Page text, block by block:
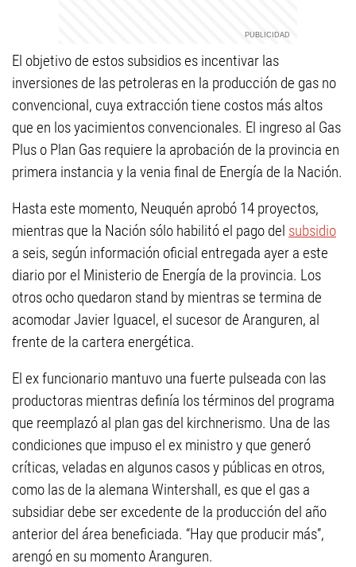
El objetivo de estos subsidios es incentivar las
inversiones de las petroleras en la producción de gas no
convencional, cuya extracción tiene costos más altos
que en los yacimientos convencionales. El ingreso al Gas
Plus o Plan Gas requiere la aprobación de la provincia en
primera instancia y la venia final de Energía de la Nación.
Hasta este momento, Neuquén aprobó 14 proyectos,
mientras que la Nación sólo habilitó el pago del subsidio
a seis, según información oficial entregada ayer a este
diario por el Ministerio de Energía de la provincia. Los
otros ocho quedaron stand by mientras se termina de
acomodar Javier Iguacel, el sucesor de Aranguren, al
frente de la cartera energética.
El ex funcionario mantuvo una fuerte pulseada con las
productoras mientras definía los términos del programa
que reemplazó al plan gas del kirchnerismo. Una de las
condiciones que impuso el ex ministro y que generó
críticas, veladas en algunos casos y públicas en otros,
como las de la alemana Wintershall, es que el gas a
subsidiar debe ser excedente de la producción del año
anterior del área beneficiada. “Hay que producir más”,
arengó en su momento Aranguren.